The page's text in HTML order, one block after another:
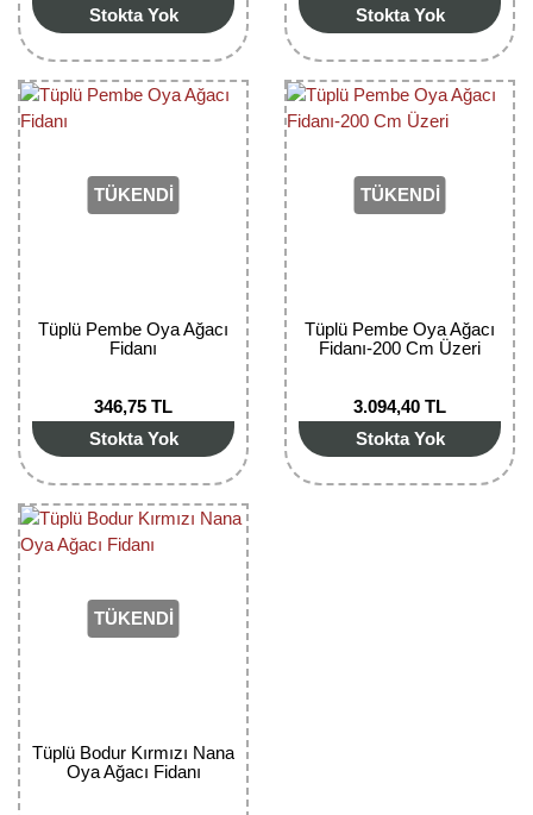
Stokta Yok
Stokta Yok
TÜKENDİ
Tüplü Pembe Oya Ağacı
Fidanı
346,75 TL
Stokta Yok
TÜKENDİ
Tüplü Pembe Oya Ağacı
Fidanı-200 Cm Üzeri
3.094,40 TL
Stokta Yok
TÜKENDİ
Tüplü Bodur Kırmızı Nana
Oya Ağacı Fidanı
Bektaşi Üzümü Fidanı
Böğürtlen Fidanı
Ceviz Fidanı
Dut Fidanı
Feijoa Fidanı
Fidan Anaçları ve Aşı Kalemleri
Fındık Fidanı
Frenk Üzümü Fidanı
Girebolu Fidanı
Hünnap Fidanı
Nostaljik Güller
Peyzaj Gülleri
Sarmaşık(Çardak) Gül Fidanları
Ters Lale Soğanı
Yılbaşı Gülü Çiçeği
Zambak Soğanı